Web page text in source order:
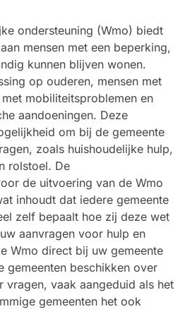
ondersteuning (Wmo) biedt
mensen met een beperking,
kunnen blijven wonen.
op ouderen, mensen met
mobiliteitsproblemen en
aandoeningen. Deze
om bij de gemeente
zoals huishoudelijke hulp,
rolstoel. De
de uitvoering van de Wmo
inhoudt dat iedere gemeente
zelf bepaalt hoe zij deze wet
aanvragen voor hulp en
Wmo direct bij uw gemeente
gemeenten beschikken over
vragen, vaak aangeduid als het
gemeenten het ook